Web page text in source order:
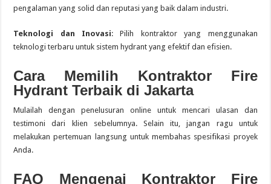
pengalaman yang solid dan reputasi yang baik dalam industri.
Teknologi dan Inovasi: Pilih kontraktor yang menggunakan
teknologi terbaru untuk sistem hydrant yang efektif dan efisien.
Cara Memilih Kontraktor Fire
Hydrant Terbaik di Jakarta
Mulailah dengan penelusuran online untuk mencari ulasan dan
testimoni dari klien sebelumnya. Selain itu, jangan ragu untuk
melakukan pertemuan langsung untuk membahas spesifikasi proyek
Anda.
FAQ Mengenai Kontraktor Fire